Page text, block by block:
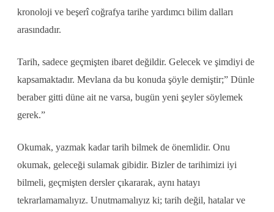
kronoloji ve beşerî coğrafya tarihe yardımcı bilim dalları
arasındadır.
Tarih, sadece geçmişten ibaret değildir. Gelecek ve şimdiyi de
kapsamaktadır. Mevlana da bu konuda şöyle demiştir;” Dünle
beraber gitti düne ait ne varsa, bugün yeni şeyler söylemek
gerek.”
Okumak, yazmak kadar tarih bilmek de önemlidir. Onu
okumak, geleceği sulamak gibidir. Bizler de tarihimizi iyi
bilmeli, geçmişten dersler çıkararak, aynı hatayı
tekrarlamamalıyız. Unutmamalıyız ki; tarih değil, hatalar ve